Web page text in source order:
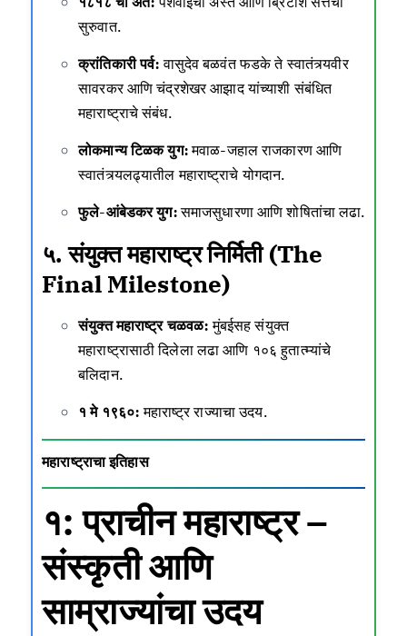
सुरुवात.
क्रांतिकारी पर्व:वासुदेव बळवंत फडके ते स्वातंत्र्यवीर
सावरकर आणि चंद्रशेखर आझाद यांच्याशी संबंधित
महाराष्ट्राचे संबंध.
लोकमान्य टिळक युग:मवाळ-जहाल राजकारण आणि
स्वातंत्र्यलढ्यातील महाराष्ट्राचे योगदान.
फुले-आंबेडकर युग:समाजसुधारणा आणि शोषितांचा लढा.
५. संयुक्त महाराष्ट्र निर्मिती (The
Final Milestone)
संयुक्त महाराष्ट्र चळवळ:मुंबईसह संयुक्त
महाराष्ट्रासाठी दिलेला लढा आणि १०६ हुतात्म्यांचे
बलिदान.
१ मे १९६०:महाराष्ट्र राज्याचा उदय.
महाराष्ट्राचा इतिहास
१: प्राचीन महाराष्ट्र –
संस्कृती आणि
साम्राज्यांचा उदय